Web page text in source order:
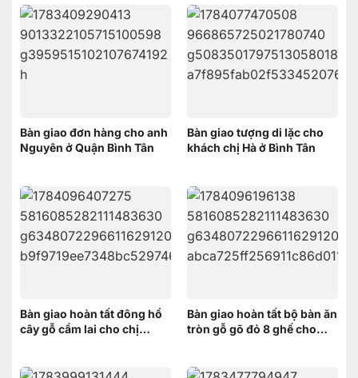
Bàn giao đơn hàng cho anh
Nguyên ở Quận Bình Tân
Bàn giao tượng di lặc cho
khách chị Hà ở Bình Tân
Bàn giao hoàn tất đông hồ
cây gỗ cẩm lai cho chị
Bàn giao hoàn tất bộ bàn ăn
tròn gỗ gõ đỏ 8 ghế cho